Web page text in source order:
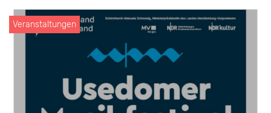
Veranstaltungen